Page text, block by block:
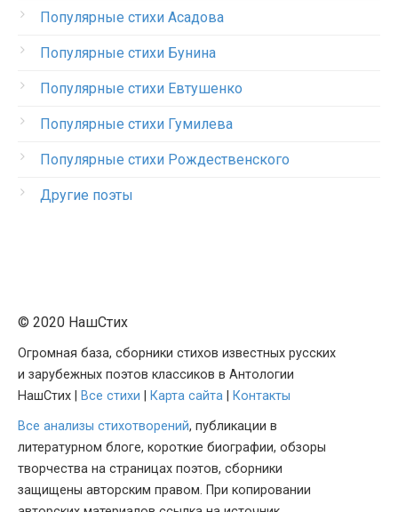
Популярные стихи Асадова
Популярные стихи Бунина
Популярные стихи Евтушенко
Популярные стихи Гумилева
Популярные стихи Рождественского
Другие поэты
© 2020 НашСтих
Огромная база, сборники стихов известных русских
и зарубежных поэтов классиков в Антологии
НашСтих |
Все стихи Карта сайта
Контакты
Все анализы стихотворений, публикации в
литературном блоге, короткие биографии, обзоры
творчества на страницах поэтов, сборники
защищены авторским правом. При копировании